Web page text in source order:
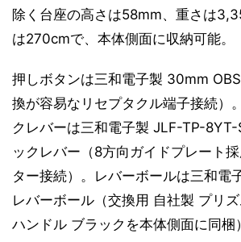
除く台座の高さは58mm、重さは
は270cmで、本体側面に収納可能。
押しボタンは三和電子製 30mm
換が容易なリセプタクル端子接続）
クレバーは三和電子製 JLF-TP-8YT-
ックレバー（8方向ガイドプレート
ター接続）。レバーボールは三和電
レバーボール（交換用 自社製 プリ
ハンドル ブラックを本体側面に同梱